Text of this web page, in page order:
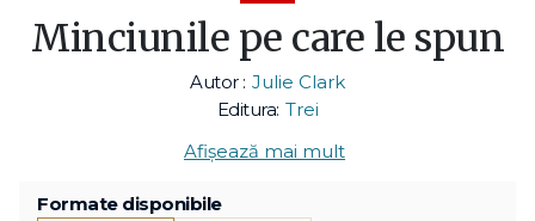
Minciunile pe care le spun
Autor : Julie Clark
Editura: Trei
Afișează mai mult
Formate disponibile